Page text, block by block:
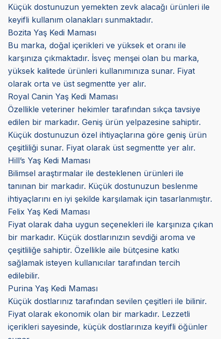
Küçük dostunuzun yemekten zevk alacağı ürünleri ile
keyifli kullanım olanakları sunmaktadır.
Bozita Yaş Kedi Maması
Bu marka, doğal içerikleri ve yüksek et oranı ile
karşınıza çıkmaktadır. İsveç menşei olan bu marka,
yüksek kalitede ürünleri kullanımınıza sunar. Fiyat
olarak orta ve üst segmentte yer alır.
Royal Canin Yaş Kedi Maması
Özellikle veteriner hekimler tarafından sıkça tavsiye
edilen bir markadır. Geniş ürün yelpazesine sahiptir.
Küçük dostunuzun özel ihtiyaçlarına göre geniş ürün
çeşitliliği sunar. Fiyat olarak üst segmentte yer alır.
Hill’s Yaş Kedi Maması
Bilimsel araştırmalar ile desteklenen ürünleri ile
tanınan bir markadır. Küçük dostunuzun beslenme
ihtiyaçlarını en iyi şekilde karşılamak için tasarlanmıştır.
Felix Yaş Kedi Maması
Fiyat olarak daha uygun seçenekleri ile karşınıza çıkan
bir markadır. Küçük dostlarınızın sevdiği aroma ve
çeşitliliğe sahiptir. Özellikle aile bütçesine katkı
sağlamak isteyen kullanıcılar tarafından tercih
edilebilir.
Purina Yaş Kedi Maması
Küçük dostlarınız tarafından sevilen çeşitleri ile bilinir.
Fiyat olarak ekonomik olan bir markadır. Lezzetli
içerikleri sayesinde, küçük dostlarınıza keyifli öğünler